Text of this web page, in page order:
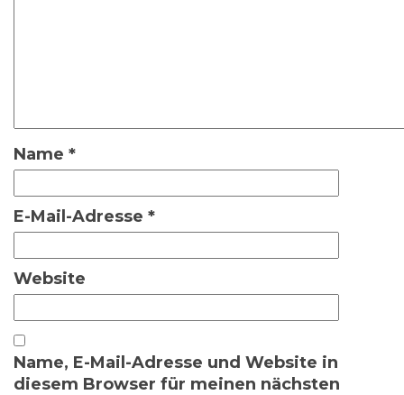
Name *
E-Mail-Adresse *
Website
Name, E-Mail-Adresse und Website in
diesem Browser für meinen nächsten